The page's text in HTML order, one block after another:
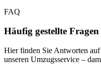
FAQ
Häufig gestellte Fragen
Hier finden Sie Antworten
unseren Umzugsservice –